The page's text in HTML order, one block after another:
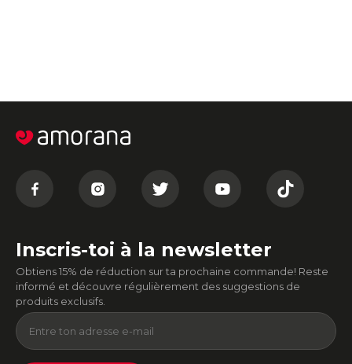
Inscris-toi à la newsletter
Obtiens 15% de réduction sur ta prochaine commande! Reste
informé et découvre régulièrement des suggestions de
produits exclusifs.